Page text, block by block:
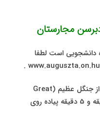
مجارستان
دانشجویی است لطفا
فاصله این خوابگاه از مرکز شهر و از جنگل عظیم (Great
forest) به ترتیب نیاز به 15 دقیقه و 5 دقیقه پیاده روی